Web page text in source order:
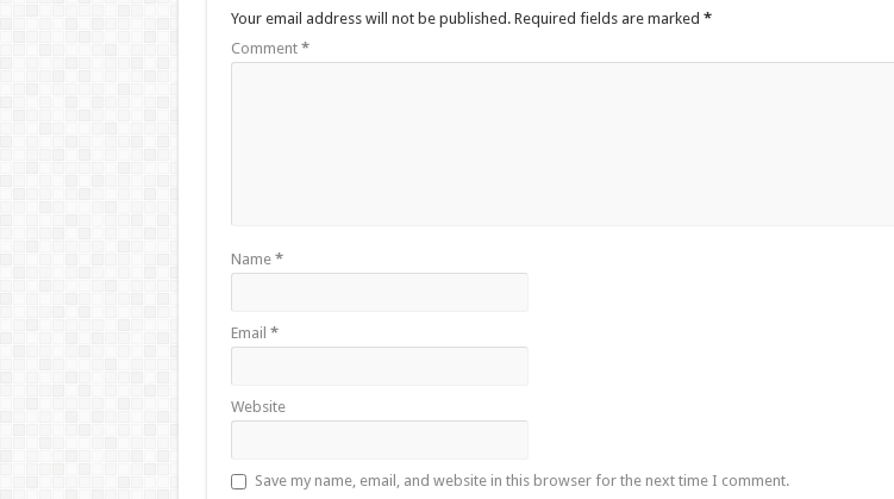
Your email address will not be published. Required fields are marked *
Comment *
Name *
Email *
Website
Save my name, email, and website in this browser for the next time I comment.